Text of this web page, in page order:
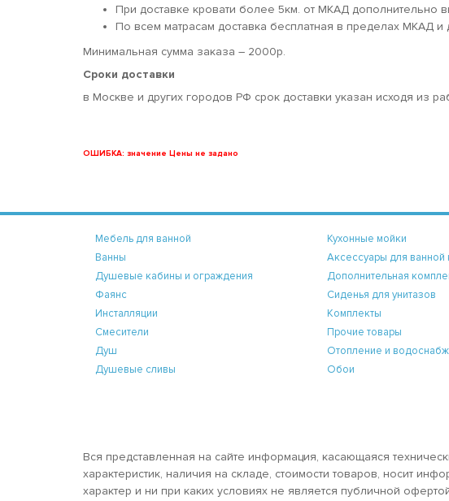
При доставке кровати более 5км. от МКАД дополнительно
По всем матрасам доставка бесплатная в пределах МКАД
Минимальная сумма заказа – 2000р.
Сроки доставки
в Москве и других городов РФ срок доставки указан исходя из
ОШИБКА: значение Цены не задано
Мебель для ванной
Ванны
Душевые кабины и ограждения
Фаянс
Инсталляции
Смесители
Душ
Душевые сливы
Кухонные мойки
Аксессуары для ванной
Дополнительная
Сиденья для унитазов
Комплекты
Прочие товары
Отопление и
Обои
Вся представленная на сайте информация, касающаяся
характеристик, наличия на складе, стоимости товаров, носит
характер и ни при каких условиях не является публичной